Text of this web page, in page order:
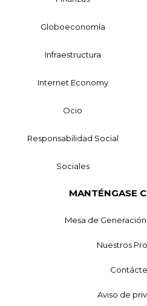
Globoeconomía
Infraestructura
Internet Economy
Ocio
Responsabilidad Social
Sociales
MANTÉNGASE
Mesa de
Nuestros
Aviso de